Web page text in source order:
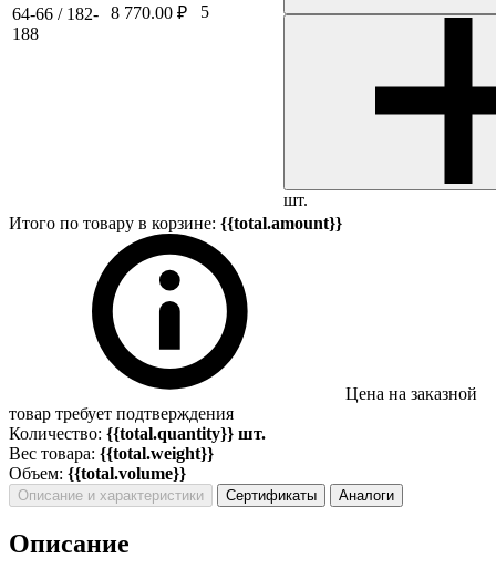
64-66 / 182-
188
8 770.00 ₽ 5
шт.
Итого по товару в корзине: {{total.amount}}
Цена на заказной
товар требует подтверждения
Количество: {{total.quantity}} шт.
Вес товара: {{total.weight}}
Объем: {{total.volume}}
Описание и характеристики Сертификаты Аналоги
Описание